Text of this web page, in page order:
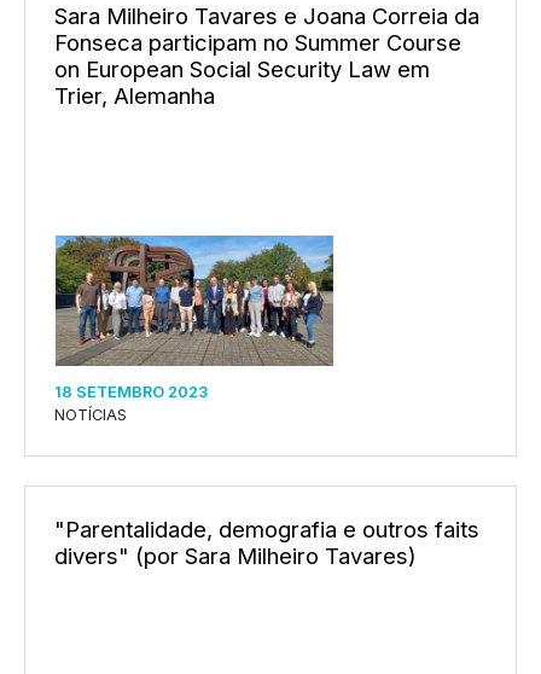
Sara Milheiro Tavares e Joana Correia da
Fonseca participam no Summer Course
on European Social Security Law em
Trier, Alemanha
18 SETEMBRO 2023
NOTÍCIAS
"Parentalidade, demografia e outros faits
divers" (por Sara Milheiro Tavares)